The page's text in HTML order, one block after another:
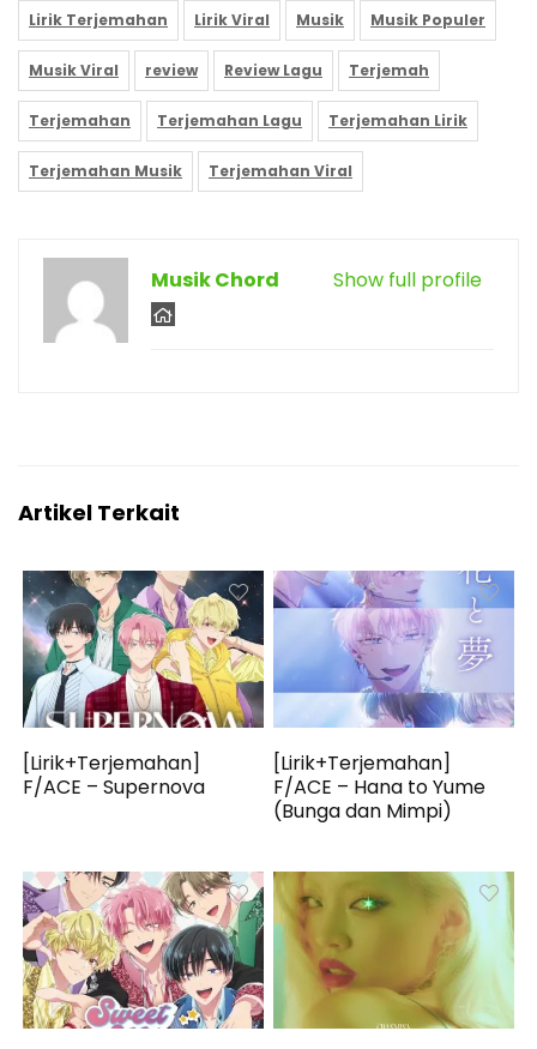
Lirik Terjemahan Lirik Viral Musik Musik Populer
Musik Viral review Review Lagu Terjemah
Terjemahan Terjemahan Lagu Terjemahan Lirik
Terjemahan Musik Terjemahan Viral
Show full profile
Musik Chord
Artikel Terkait
[Lirik+Terjemahan]
F/ACE – Supernova
[Lirik+Terjemahan]
F/ACE – Hana to Yume
(Bunga dan Mimpi)